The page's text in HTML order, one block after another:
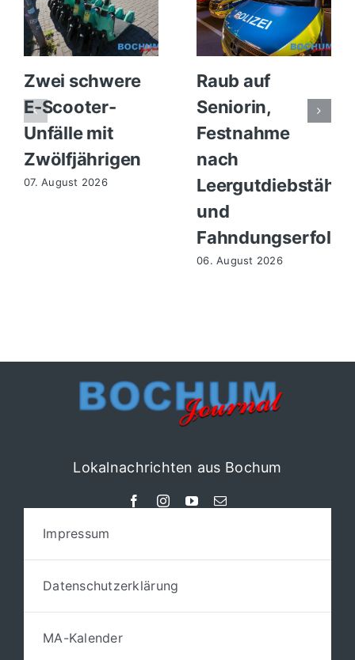
Zwei schwere
E-Scooter-
Unfälle mit
Zwölfjährigen
07. August 2026
Raub auf
Seniorin,
Festnahme
nach
und
Fahndungserfolg
06. August 2026
Lokalnachrichten aus Bochum
Impressum
Datenschutzerklärung
MA-Kalender